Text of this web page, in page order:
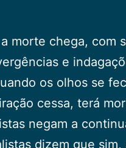
morte chega, com
e
os olhos se
cessa, terá
negam a
dizem que